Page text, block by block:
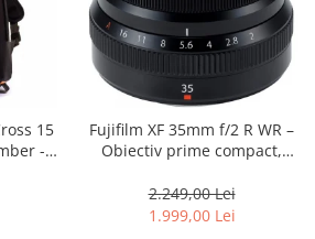
15
-
Fujifilm XF 35mm f/2 R WR –
Obiectiv prime compact,
intemperii pentru fotografie
de zi cu zi
2.249,00 Lei
1.999,00 Lei